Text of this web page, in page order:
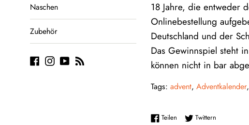
Naschen
Zubehör
Facebook
Instagram
YouTube
18 Jahre, die entweder
Onlinebestellung
Deutschland und der
Das Gewinnspiel steht
können nicht in bar
Tags: advent, Adventkalender,
Teilen Auf Facebook teilen
Twittern